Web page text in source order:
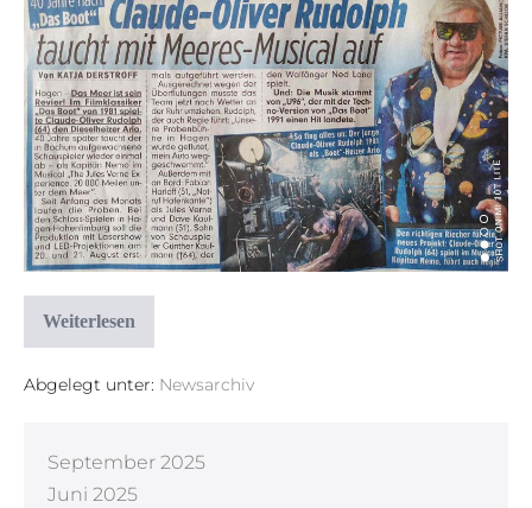
Weiterlesen
Abgelegt unter: Newsarchiv
September 2025
Juni 2025